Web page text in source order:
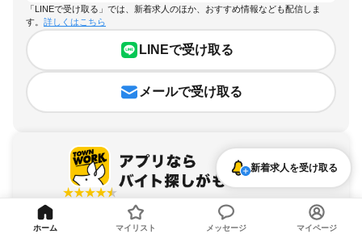
「LINEで受け取る」では、新着求人のほか、おすすめ情報なども配信しま
す。 詳しくはこちら
LINEで受け取る
メールで受け取る
アプリを無料ダウンロード
新着求人を受け取る
ホーム マイリスト メッセージ マイページ